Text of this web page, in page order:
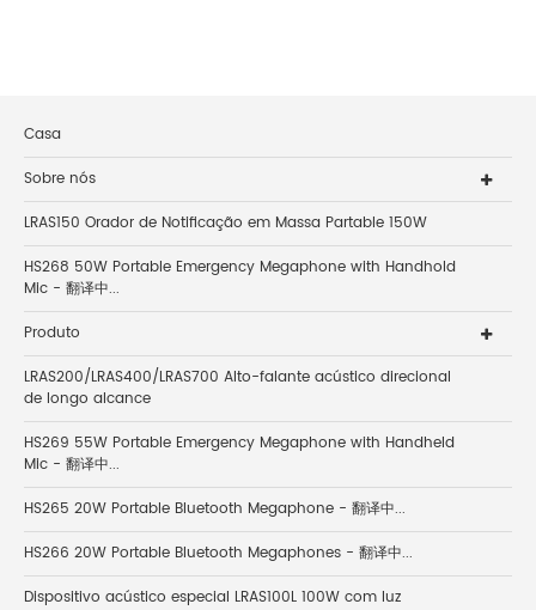
Casa
Sobre nós
LRAS150 Orador de Notificação em Massa Partable 150W
HS268 50W Portable Emergency Megaphone with Handhold
Mic - 翻译中...
Produto
LRAS200/LRAS400/LRAS700 Alto-falante acústico direcional
de longo alcance
HS269 55W Portable Emergency Megaphone with Handheld
Mic - 翻译中...
HS265 20W Portable Bluetooth Megaphone - 翻译中...
HS266 20W Portable Bluetooth Megaphones - 翻译中...
Dispositivo acústico especial LRAS100L 100W com luz